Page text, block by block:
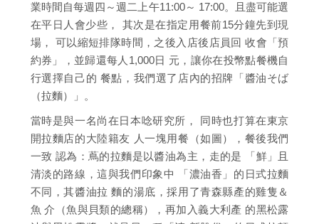
業時間自每週四～週二上午11:00～ 17:00。且盡可能選
在平日人會少些， 其次是在指定用餐前15分鐘先到現
場， 可以縮短排隊時間，之後入店後店員回 收會「預
約券」，並歸還每人1,000日 元，讓你在投幣點餐機自
行選擇自己的 餐點，我們選了店內的招牌「醬油そば
（拉麵）」。
當時是與一名尚在日本唸研究所， 同時也打算在東京
開拉麵店的大陸籍友 人一塊用餐（如圖），餐後我們
一致 認為：蔦的拉麵是以醬油為主，走的是 「鮮」且
清淡的路線，這與我們印象中 「濃油香」的日式拉麵
不同，其醬油拉 麵的湯底，採用了青森縣產的雞隻＆
魚 介（魚與貝類的總稱），再加入義大利產 的黑松露